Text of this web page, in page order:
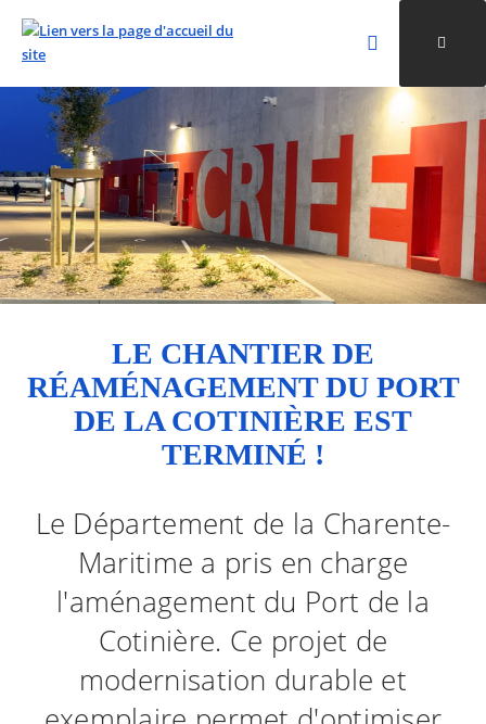
ALLER AU CONTENU
ALLER AU MENU
ALLER À LA RECHERCHE
Rechercher
Valider la
LE CHANTIER DE
RÉAMÉNAGEMENT DU PORT
DE LA COTINIÈRE EST
TERMINÉ !
Le Département de la Charente-
Maritime a pris en charge
l'aménagement du Port de la
Cotinière. Ce projet de
modernisation durable et